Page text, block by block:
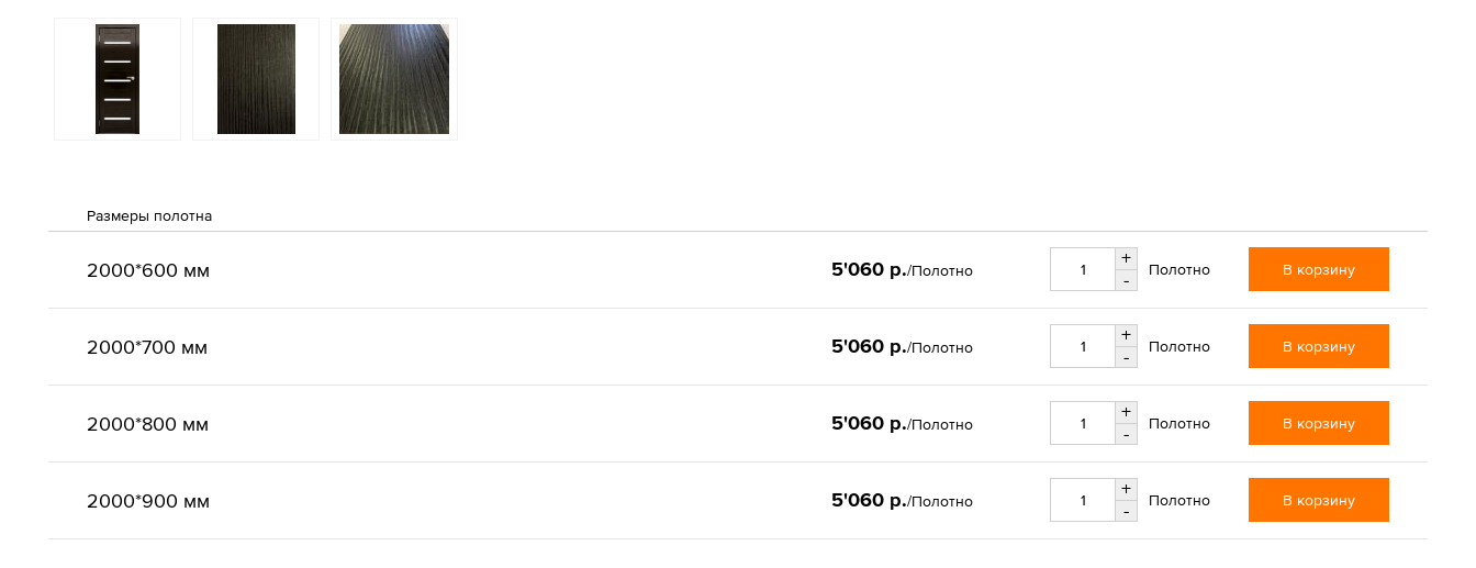
Размеры полотна
2000*600 мм 5'060 р./Полотно
+
-
Полотно В корзину
2000*700 мм 5'060 р./Полотно
+
-
Полотно В корзину
2000*800 мм 5'060 р./Полотно
+
-
Полотно В корзину
2000*900 мм 5'060 р./Полотно
+
-
Полотно В корзину